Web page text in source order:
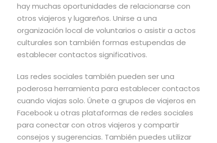
hay muchas oportunidades de relacionarse con
otros viajeros y lugareños. Unirse a una
organización local de voluntarios o asistir a actos
culturales son también formas estupendas de
establecer contactos significativos.
Las redes sociales también pueden ser una
poderosa herramienta para establecer contactos
cuando viajas solo. Únete a grupos de viajeros en
Facebook u otras plataformas de redes sociales
para conectar con otros viajeros y compartir
consejos y sugerencias. También puedes utilizar